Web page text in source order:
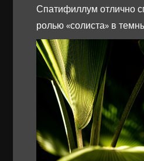
Спатифиллум отлично
ролью «солиста» в